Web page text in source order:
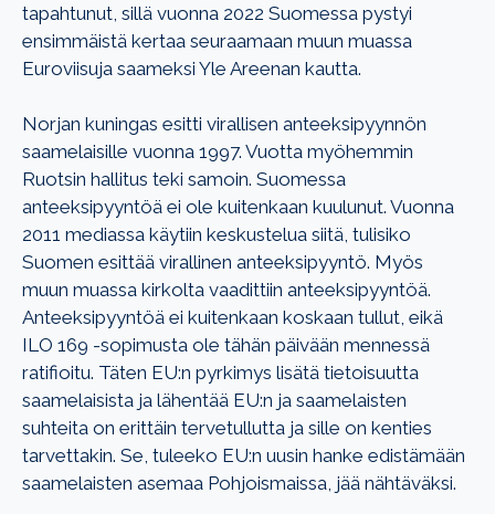
tapahtunut, sillä vuonna 2022 Suomessa pystyi
ensimmäistä kertaa seuraamaan muun muassa
Euroviisuja saameksi Yle Areenan kautta.
Norjan kuningas esitti virallisen anteeksipyynnön
saamelaisille vuonna 1997. Vuotta myöhemmin
Ruotsin hallitus teki samoin. Suomessa
anteeksipyyntöä ei ole kuitenkaan kuulunut. Vuonna
2011 mediassa käytiin keskustelua siitä, tulisiko
Suomen esittää virallinen anteeksipyyntö. Myös
muun muassa kirkolta vaadittiin anteeksipyyntöä.
Anteeksipyyntöä ei kuitenkaan koskaan tullut, eikä
ILO 169 -sopimusta ole tähän päivään mennessä
ratifioitu. Täten EU:n pyrkimys lisätä tietoisuutta
saamelaisista ja lähentää EU:n ja saamelaisten
suhteita on erittäin tervetullutta ja sille on kenties
tarvettakin. Se, tuleeko EU:n uusin hanke edistämään
saamelaisten asemaa Pohjoismaissa, jää nähtäväksi.